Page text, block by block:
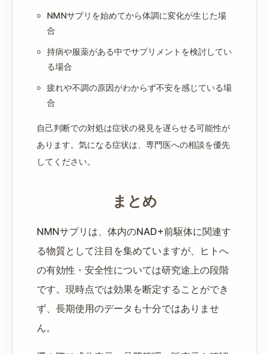
NMNサプリを始めてから体調に変化が生じた場
合
持病や服薬がある中でサプリメントを検討してい
る場合
疲れや不調の原因がわからず不安を感じている場
合
自己判断での対処は症状の発見を遅らせる可能性が
あります。気になる症状は、専門医への相談を優先
してください。
まとめ
NMNサプリは、体内のNAD+前駆体に関連す
る物質として注目を集めていますが、ヒトへ
の有効性・安全性については研究途上の段階
です。現時点では効果を断定することができ
ず、長期使用のデータも十分ではありませ
ん。